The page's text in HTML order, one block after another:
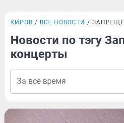
КИРОВ ВСЕ НОВОСТИ
Новости по тэгу
концерты